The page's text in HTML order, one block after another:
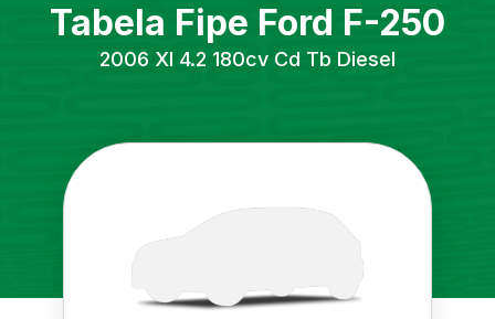
Tabela Fipe Ford F-250
2006 Xl 4.2 180cv Cd Tb Diesel